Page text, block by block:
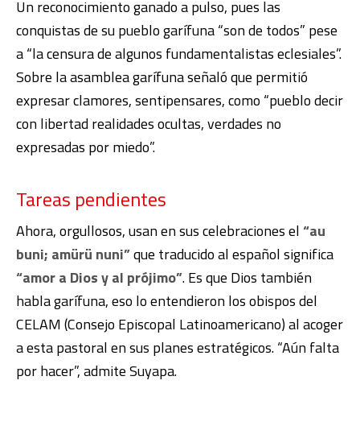
Un reconocimiento ganado a pulso, pues las
conquistas de su pueblo garífuna “son de todos” pese
a “la censura de algunos fundamentalistas eclesiales”.
Sobre la asamblea garífuna señaló que permitió
expresar clamores, sentipensares, como “pueblo decir
con libertad realidades ocultas, verdades no
expresadas por miedo”.
Tareas pendientes
Ahora, orgullosos, usan en sus celebraciones el“au
buni; amürü nuni”que traducido al español significa
“amor a Dios y al prójimo”. Es que Dios también
habla garífuna, eso lo entendieron los obispos del
CELAM (Consejo Episcopal Latinoamericano) al acoger
a esta pastoral en sus planes estratégicos. “Aún falta
por hacer”, admite Suyapa.